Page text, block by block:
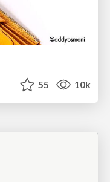
55 10k